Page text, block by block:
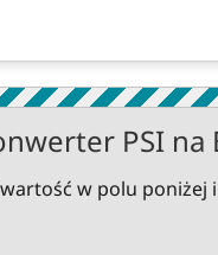
PSI na
w polu poniżej